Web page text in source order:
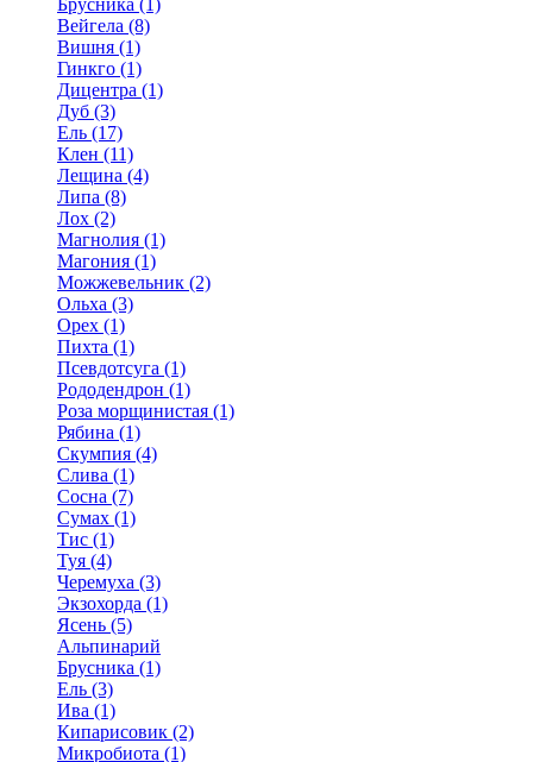
Брусника (1)
Вейгела (8)
Вишня (1)
Гинкго (1)
Дицентра (1)
Дуб (3)
Ель (17)
Клен (11)
Лещина (4)
Липа (8)
Лох (2)
Магнолия (1)
Магония (1)
Можжевельник (2)
Ольха (3)
Орех (1)
Пихта (1)
Псевдотсуга (1)
Рододендрон (1)
Роза морщинистая (1)
Рябина (1)
Скумпия (4)
Слива (1)
Сосна (7)
Сумах (1)
Тис (1)
Туя (4)
Черемуха (3)
Экзохорда (1)
Ясень (5)
Альпинарий
Брусника (1)
Ель (3)
Ива (1)
Кипарисовик (2)
Микробиота (1)